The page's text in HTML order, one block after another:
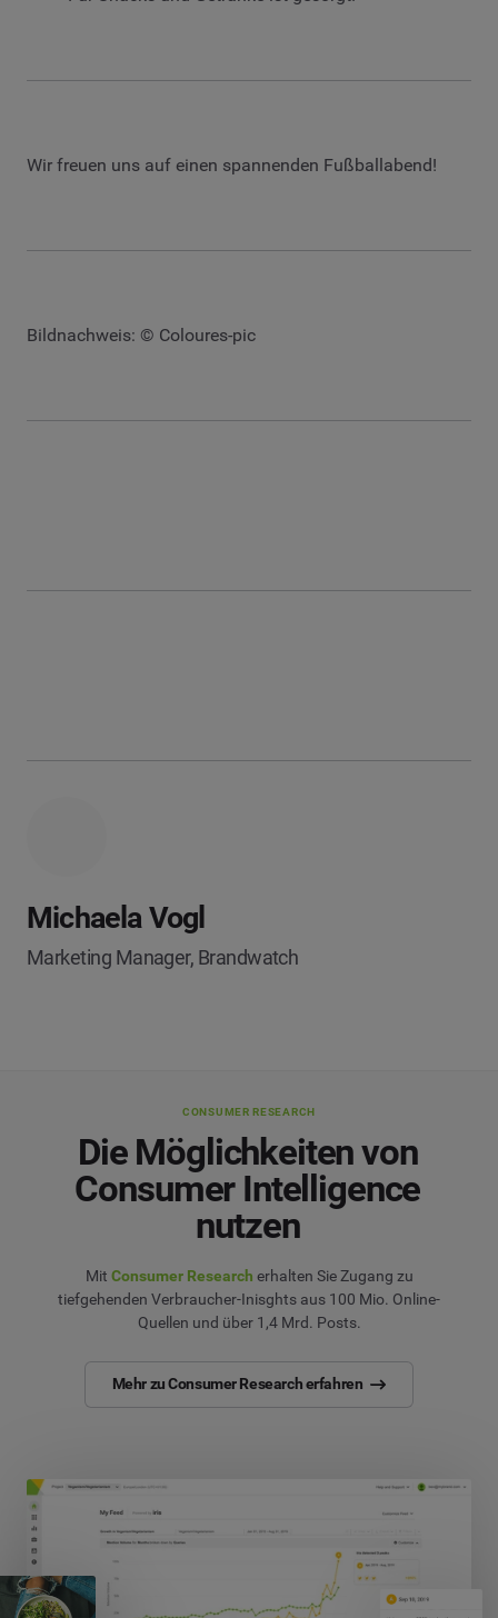
Wir freuen uns auf einen spannenden Fußballabend!
Bildnachweis: © Coloures-pic
Michaela Vogl
Marketing Manager, Brandwatch
CONSUMER RESEARCH
Die Möglichkeiten von
Consumer Intelligence
nutzen
Mit Consumer Research erhalten Sie Zugang zu
tiefgehenden Verbraucher-Inisghts aus 100 Mio. Online-
Quellen und über 1,4 Mrd. Posts.
Mehr zu Consumer Research erfahren